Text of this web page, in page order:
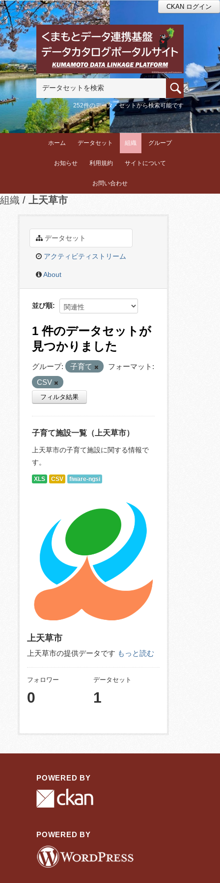
CKAN ログイン
252件のデータ・セットから検索可能です
ホーム データセット 組織 グループ
お知らせ 利用規約 サイトについて
お問い合わせ
組織 上天草市
データセット
アクティビティストリーム
About
並び順
1 件のデータセットが
見つかりました
グループ: 子育て
フォーマット:
CSV
フィルタ結果
子育て施設一覧（上天草市）
上天草市の子育て施設に関する情報で
す。
XLS CSV fiware-ngsi
上天草市
上天草市の提供データです もっと読む
フォロワー
0
データセット
1
POWERED BY
POWERED BY